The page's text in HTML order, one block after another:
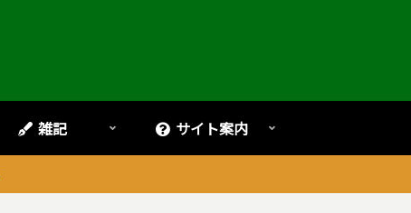
雑記 サイト案内